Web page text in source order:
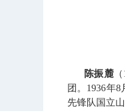
陈振麓（
团。 1936年8
先锋队国立